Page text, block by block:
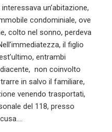
un’abitazione,
condominiale, ove
colto nel sonno, perdeva
il figlio
entrambi
non coinvolto
in salvo il familiare,
venendo trasportati,
del 118, presso